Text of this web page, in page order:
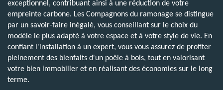
exceptionnel, contribuant ainsi à une réduction de votre
empreinte carbone. Les Compagnons du ramonage se distingue
par un savoir-faire inégalé, vous conseillant sur le choix du
modèle le plus adapté à votre espace et à votre style de vie. En
confiant l'installation à un expert, vous vous assurez de profiter
pleinement des bienfaits d'un poêle à bois, tout en valorisant
votre bien immobilier et en réalisant des économies sur le long
terme.